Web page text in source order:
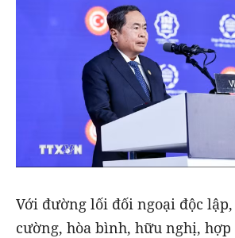
Với đường lối đối ngoại độc
cường, hòa bình, hữu nghị, hợp